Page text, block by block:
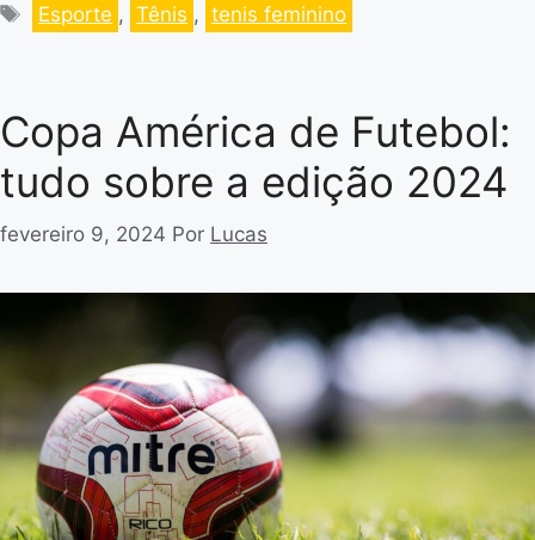
Esporte , Tênis , tenis feminino
Copa América de Futebol:
tudo sobre a edição 2024
fevereiro 9, 2024 Por Lucas